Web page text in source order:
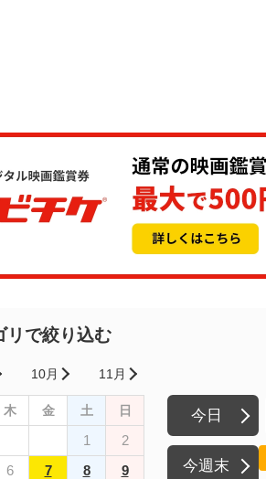
リで絞り込む
10月 11月
木 金 土 日
1
2
6 7 8
9
今日
今週末